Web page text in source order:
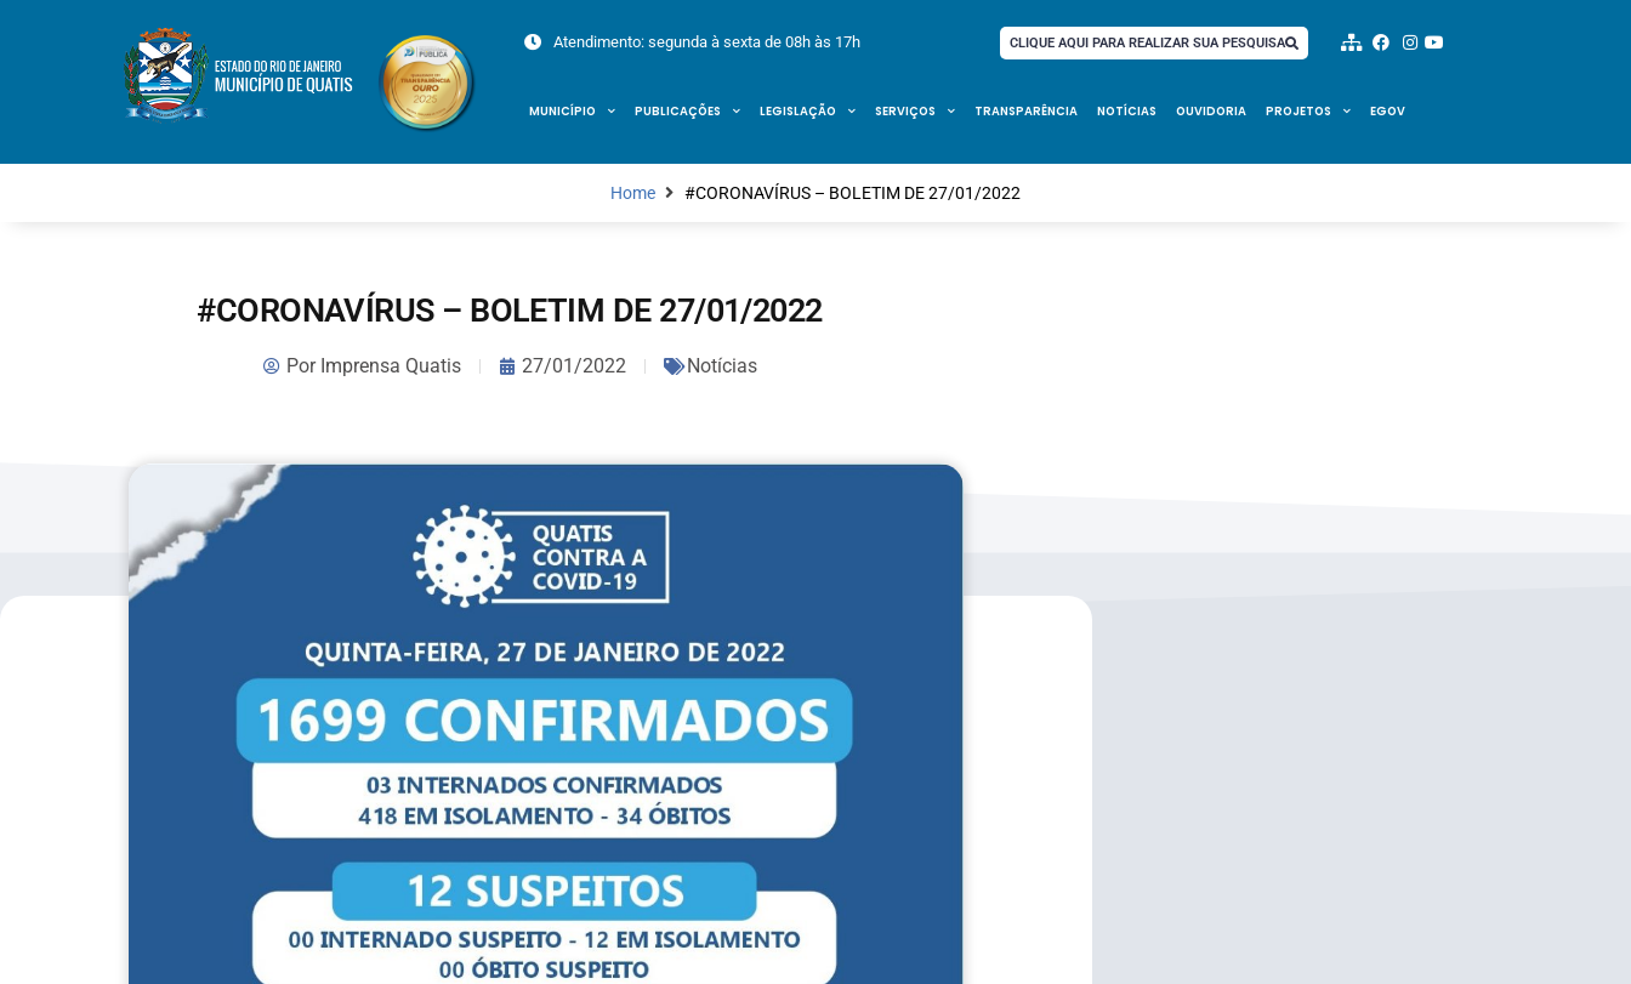
Atendimento: segunda à sexta de 08h às 17h CLIQUE AQUI PARA REALIZAR SUA PESQUISA
MUNICÍPIO PUBLICAÇÕES LEGISLAÇÃO SERVIÇOS TRANSPARÊNCIA NOTÍCIAS OUVIDORIA PROJETOS EGOV
Home #CORONAVÍRUS – BOLETIM DE 27/01/2022
#CORONAVÍRUS – BOLETIM DE 27/01/2022
PorImprensa Quatis 27/01/2022 Notícias